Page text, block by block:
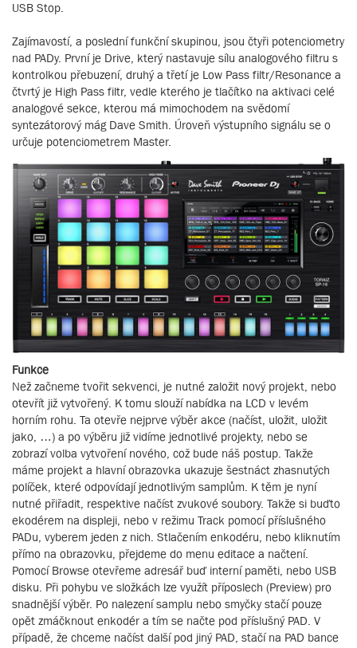
USB Stop.
Zajímavostí, a poslední funkční skupinou, jsou čtyři potenciometry
nad PADy. První je Drive, který nastavuje sílu analogového filtru s
kontrolkou přebuzení, druhý a třetí je Low Pass filtr/Resonance a
čtvrtý je High Pass filtr, vedle kterého je tlačítko na aktivaci celé
analogové sekce, kterou má mimochodem na svědomí
syntezátorový mág Dave Smith. Úroveň výstupního signálu se o
určuje potenciometrem Master.
Funkce
Než začneme tvořit sekvenci, je nutné založit nový projekt, nebo
otevřít již vytvořený. K tomu slouží nabídka na LCD v levém
horním rohu. Ta otevře nejprve výběr akce (načíst, uložit, uložit
jako, …) a po výběru již vidíme jednotlivé projekty, nebo se
zobrazí volba vytvoření nového, což bude náš postup. Takže
máme projekt a hlavní obrazovka ukazuje šestnáct zhasnutých
políček, které odpovídají jednotlivým samplům. K těm je nyní
nutné přiřadit, respektive načíst zvukové soubory. Takže si buďto
ekodérem na displeji, nebo v režimu Track pomocí příslušného
PADu, vyberem jeden z nich. Stlačením enkodéru, nebo kliknutím
přímo na obrazovku, přejdeme do menu editace a načtení.
Pomocí Browse otevřeme adresář buď interní paměti, nebo USB
disku. Při pohybu ve složkách lze využít příposlech (Preview) pro
snadnější výběr. Po nalezení samplu nebo smyčky stačí pouze
opět zmáčknout enkodér a tím se načte pod příslušný PAD. V
případě, že chceme načíst další pod jiný PAD, stačí na PAD bance